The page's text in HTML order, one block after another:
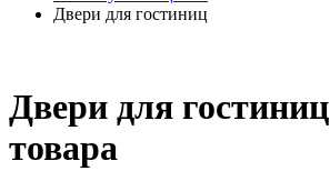
Двери для гостиниц
Двери для гостиниц
товара